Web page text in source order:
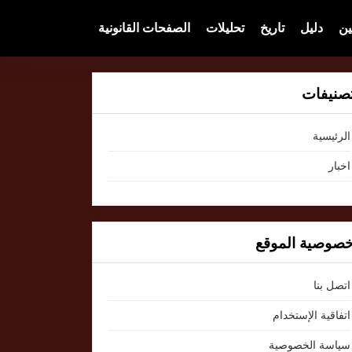
دليل تاريخ تحليلات الصفحات القانونية
الرئيسية
اخبار
الموقع
اتصل بنا
اتفاقية الإستخدام
سياسة الخصوصية